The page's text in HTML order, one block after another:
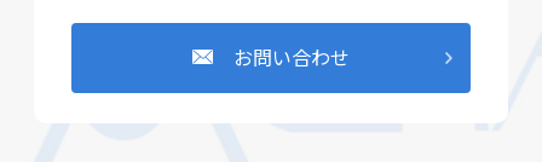
お問い合わせ